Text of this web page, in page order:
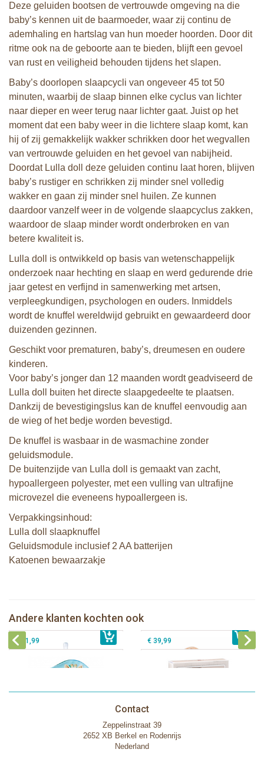
Deze geluiden bootsen de vertrouwde omgeving na die
baby’s kennen uit de baarmoeder, waar zij continu de
ademhaling en hartslag van hun moeder hoorden. Door dit
ritme ook na de geboorte aan te bieden, blijft een gevoel
van rust en veiligheid behouden tijdens het slapen.
Baby’s doorlopen slaapcycli van ongeveer 45 tot 50
minuten, waarbij de slaap binnen elke cyclus van lichter
naar dieper en weer terug naar lichter gaat. Juist op het
moment dat een baby weer in die lichtere slaap komt, kan
hij of zij gemakkelijk wakker schrikken door het wegvallen
van vertrouwde geluiden en het gevoel van nabijheid.
Doordat Lulla doll deze geluiden continu laat horen, blijven
baby’s rustiger en schrikken zij minder snel volledig
wakker en gaan zij minder snel huilen. Ze kunnen
daardoor vanzelf weer in de volgende slaapcyclus zakken,
waardoor de slaap minder wordt onderbroken en van
betere kwaliteit is.
Lulla doll is ontwikkeld op basis van wetenschappelijk
onderzoek naar hechting en slaap en werd gedurende drie
jaar getest en verfijnd in samenwerking met artsen,
verpleegkundigen, psychologen en ouders. Inmiddels
wordt de knuffel wereldwijd gebruikt en gewaardeerd door
duizenden gezinnen.
Geschikt voor prematuren, baby’s, dreumesen en oudere
kinderen.
Voor baby’s jonger dan 12 maanden wordt geadviseerd de
Lulla doll buiten het directe slaapgedeelte te plaatsen.
Dankzij de bevestigingslus kan de knuffel eenvoudig aan
de wieg of het bedje worden bevestigd.
De knuffel is wasbaar in de wasmachine zonder
geluidsmodule.
De buitenzijde van Lulla doll is gemaakt van zacht,
hypoallergeen polyester, met een vulling van ultrafijne
microvezel die eveneens hypoallergeen is.
Verpakkingsinhoud:
Lulla doll slaapknuffel
Geluidsmodule inclusief 2 AA batterijen
Katoenen bewaarzakje
Andere klanten kochten ook
€ 25,99
Sophie de giraf badboekje op witte
hangkaart
€ 11,99 € 39,99
Contact
Zeppelinstraat 39
2652 XB Berkel en Rodenrijs
Nederland